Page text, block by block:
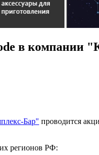
в компании
Бар" проводится
регионов РФ: